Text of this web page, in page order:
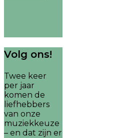
Volg ons!
Twee keer
per jaar
komen de
liefhebbers
van onze
muziekkeuze
– en dat zijn er